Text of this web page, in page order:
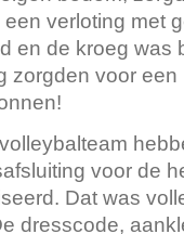
verloting met
en de kroeg was
zorgden voor een
voor de
Dat was
dresscode,